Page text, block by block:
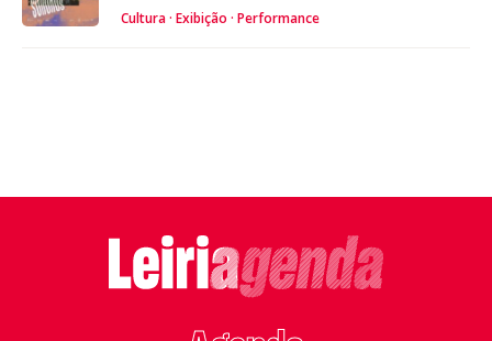
Cultura Exibição Performance